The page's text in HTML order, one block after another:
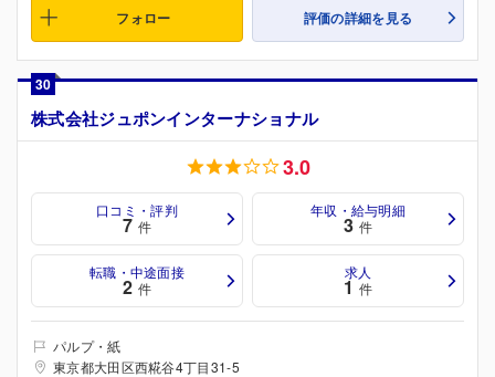
フォロー 評価の詳細を見る
30
株式会社ジュポンインターナショナル
3.0
口コミ・評判
7 件
年収・給与明細
3 件
転職・中途面接
2 件
求人
1 件
パルプ・紙
東京都大田区西糀谷4丁目31-5